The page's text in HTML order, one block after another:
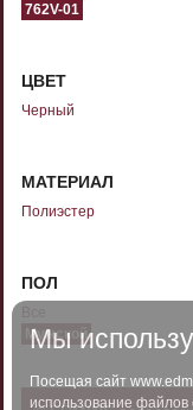
762V-01
ЦВЕТ
Черный
МАТЕРИАЛ
Полиэстер
ПОЛ
Мужской
Мы
Посещая сайт
использование файлов